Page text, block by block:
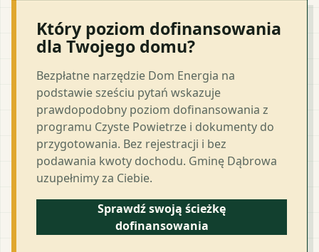
Który poziom dofinansowania
dla Twojego domu?
Bezpłatne narzędzie Dom Energia na
podstawie sześciu pytań wskazuje
prawdopodobny poziom dofinansowania z
programu Czyste Powietrze i dokumenty do
przygotowania. Bez rejestracji i bez
podawania kwoty dochodu. Gminę Dąbrowa
uzupełnimy za Ciebie.
Sprawdź swoją ścieżkę
dofinansowania